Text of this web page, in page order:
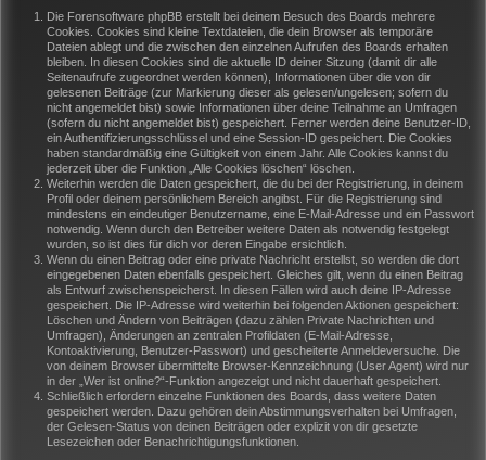
Die Forensoftware phpBB erstellt bei deinem Besuch des Boards mehrere
Cookies. Cookies sind kleine Textdateien, die dein Browser als temporäre
Dateien ablegt und die zwischen den einzelnen Aufrufen des Boards erhalten
bleiben. In diesen Cookies sind die aktuelle ID deiner Sitzung (damit dir alle
Seitenaufrufe zugeordnet werden können), Informationen über die von dir
gelesenen Beiträge (zur Markierung dieser als gelesen/ungelesen; sofern du
nicht angemeldet bist) sowie Informationen über deine Teilnahme an Umfragen
(sofern du nicht angemeldet bist) gespeichert. Ferner werden deine Benutzer-ID,
ein Authentifizierungsschlüssel und eine Session-ID gespeichert. Die Cookies
haben standardmäßig eine Gültigkeit von einem Jahr. Alle Cookies kannst du
jederzeit über die Funktion „Alle Cookies löschen“ löschen.
Weiterhin werden die Daten gespeichert, die du bei der Registrierung, in deinem
Profil oder deinem persönlichem Bereich angibst. Für die Registrierung sind
mindestens ein eindeutiger Benutzername, eine E-Mail-Adresse und ein Passwort
notwendig. Wenn durch den Betreiber weitere Daten als notwendig festgelegt
wurden, so ist dies für dich vor deren Eingabe ersichtlich.
Wenn du einen Beitrag oder eine private Nachricht erstellst, so werden die dort
eingegebenen Daten ebenfalls gespeichert. Gleiches gilt, wenn du einen Beitrag
als Entwurf zwischenspeicherst. In diesen Fällen wird auch deine IP-Adresse
gespeichert. Die IP-Adresse wird weiterhin bei folgenden Aktionen gespeichert:
Löschen und Ändern von Beiträgen (dazu zählen Private Nachrichten und
Umfragen), Änderungen an zentralen Profildaten (E-Mail-Adresse,
Kontoaktivierung, Benutzer-Passwort) und gescheiterte Anmeldeversuche. Die
von deinem Browser übermittelte Browser-Kennzeichnung (User Agent) wird nur
in der „Wer ist online?“-Funktion angezeigt und nicht dauerhaft gespeichert.
Schließlich erfordern einzelne Funktionen des Boards, dass weitere Daten
gespeichert werden. Dazu gehören dein Abstimmungsverhalten bei Umfragen,
der Gelesen-Status von deinen Beiträgen oder explizit von dir gesetzte
Lesezeichen oder Benachrichtigungsfunktionen.